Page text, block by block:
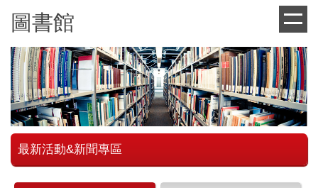
到
要
內
容
區
圖書館
最新活動&新聞專區